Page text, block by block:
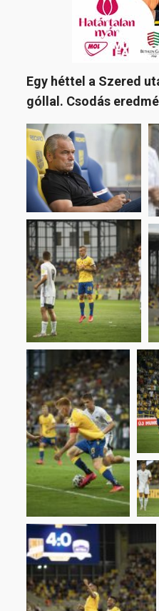
Egy héttel a Szered
góllal. Csodás